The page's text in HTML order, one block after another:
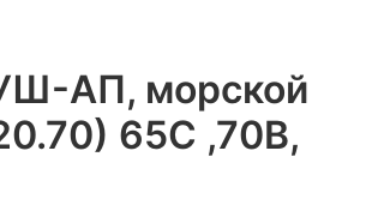
АП, морской
65С ,70В,